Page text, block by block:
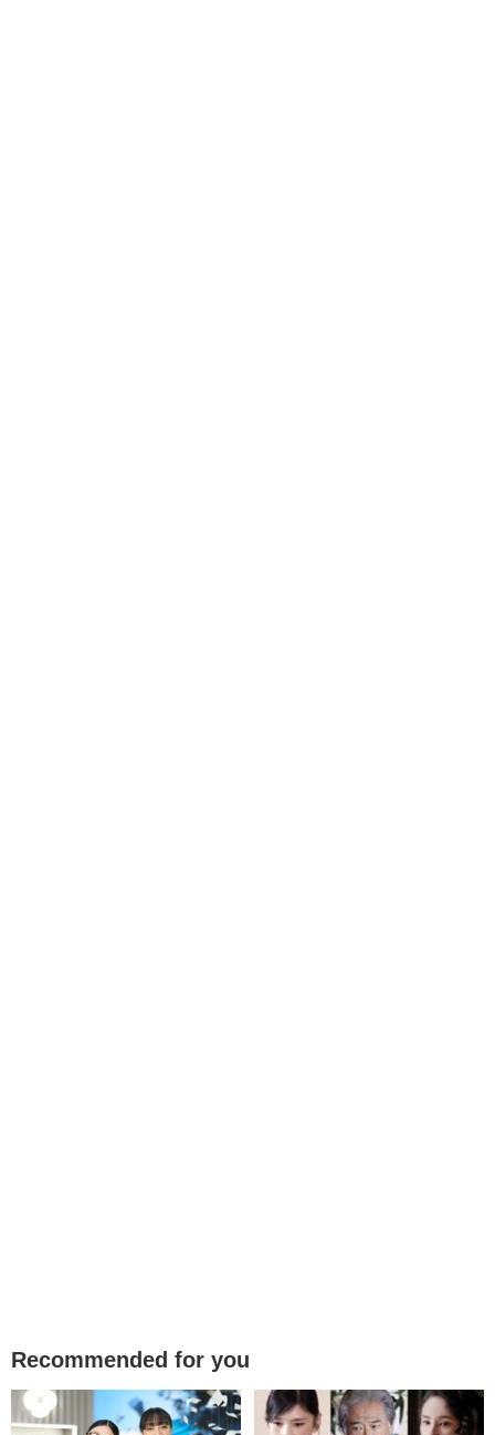
Recommended for you